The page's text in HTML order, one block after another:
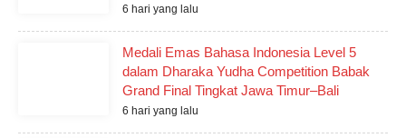
6 hari yang lalu
Medali Emas Bahasa Indonesia Level 5
dalam Dharaka Yudha Competition Babak
Grand Final Tingkat Jawa Timur–Bali
6 hari yang lalu